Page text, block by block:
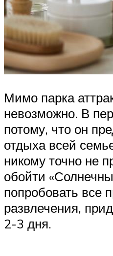
Мимо парка
невозможно. В
потому, что он
отдыха всей
никому точно не
обойти
попробовать все
развлечения,
2-3 дня.